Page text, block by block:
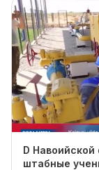
D
штабные